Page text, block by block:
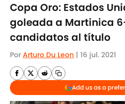
Copa Oro: Estados
goleada a Martinica
candidatos al título
Por Arturo Du Leon | 16 jul. 2021
Add us as a